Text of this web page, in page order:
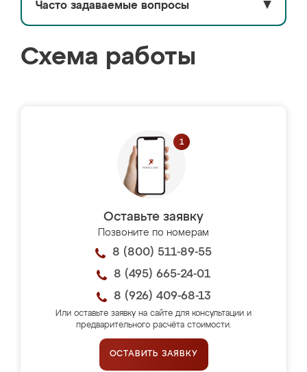
Часто задаваемые вопросы ▼
Схема работы
Оставьте заявку
Позвоните по номерам
8 (800) 511-89-55
8 (495) 665-24-01
8 (926) 409-68-13
Или оставьте заявку на сайте для консультации и
предварительного расчёта стоимости.
ОСТАВИТЬ ЗАЯВКУ